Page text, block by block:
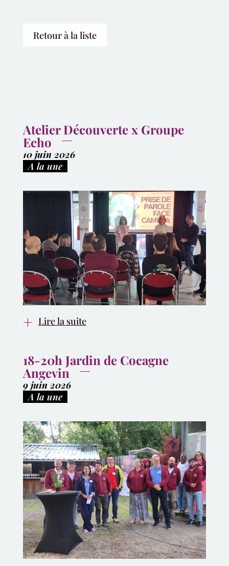
Retour à la liste
Atelier Découverte x Groupe
Echo
10 juin 2026
|A la une
Lire la suite
18-20h Jardin de Cocagne
Angevin
9 juin 2026
|A la une